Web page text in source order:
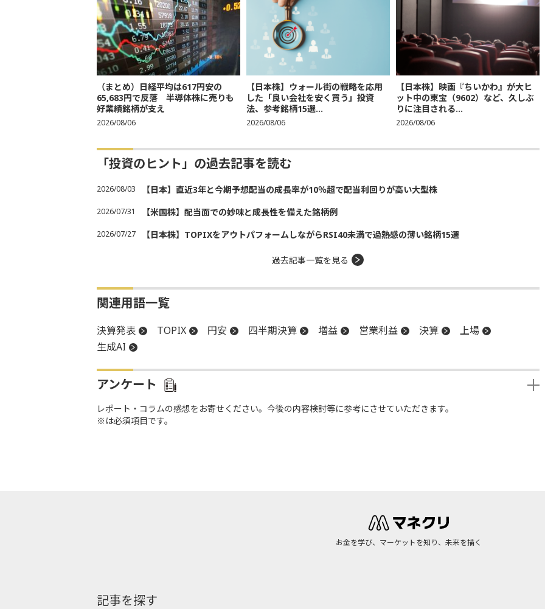
（まとめ）日経平均は617円安の
65,683円で反落 半導体株に売りも
好業績銘柄が支え
2026/08/06
【日本株】ウォール街の戦略を応用
した「良い会社を安く買う」投資
法、参考銘柄15選...
2026/08/06
【日本株】映画『ちいかわ』が大ヒ
ット中の東宝（9602）など、久しぶ
りに注目される...
2026/08/06
「投資のヒント」の過去記事を読む
2026/08/03 【日本】直近3年と今期予想配当の成長率が10％超で配当利回りが高い大型株
2026/07/31 【米国株】配当面での妙味と成長性を備えた銘柄例
2026/07/27 【日本株】TOPIXをアウトパフォームしながらRSI40未満で過熱感の薄い銘柄15選
過去記事一覧を見る
関連用語一覧
決算発表 TOPIX 円安 四半期決算 増益 営業利益 決算
上場
生成AI
アンケート
レポート・コラムの感想をお寄せください。今後の内容検討等に参考にさせていただきます。
※は必須項目です。
お金を学び、マーケットを知り、未来を描く
記事を探す